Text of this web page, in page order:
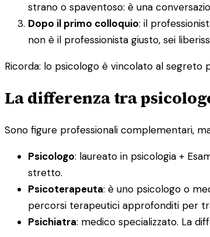
strano o spaventoso: è una
Dopo il primo colloquio: il
non è il professionista giusto, sei
Ricorda: lo psicologo è vincolato al segreto
La differenza tra
Sono figure professionali complementari,
Psicologo: laureato in psicologia +
stretto.
Psicoterapeuta: è uno psicologo o
percorsi terapeutici approfonditi per
Psichiatra: medico specializzato. La